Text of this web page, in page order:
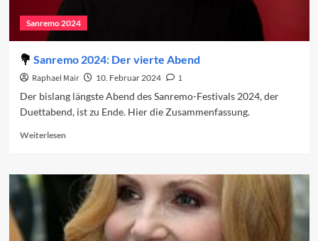
Sanremo 2024
Sanremo 2024: Der vierte Abend
Raphael Mair 10. Februar 2024
1
Der bislang längste Abend des Sanremo-Festivals 2024, der
Duettabend, ist zu Ende. Hier die Zusammenfassung.
WeiterlesenRead
Sanremo
2024:
Der
vierte
Abend